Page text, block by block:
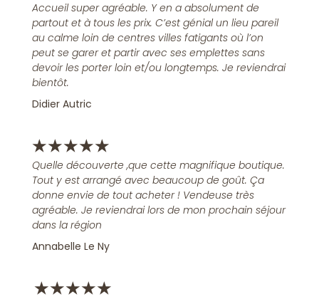
Accueil super agréable. Y en a absolument de
partout et à tous les prix. C’est génial un lieu pareil
au calme loin de centres villes fatigants où l’on
peut se garer et partir avec ses emplettes sans
devoir les porter loin et/ou longtemps. Je reviendrai
bientôt.
Didier Autric
★★★★★
Quelle découverte ,que cette magnifique boutique.
Tout y est arrangé avec beaucoup de goût. Ça
donne envie de tout acheter ! Vendeuse très
agréable. Je reviendrai lors de mon prochain séjour
dans la région
Annabelle Le Ny
★★★★★